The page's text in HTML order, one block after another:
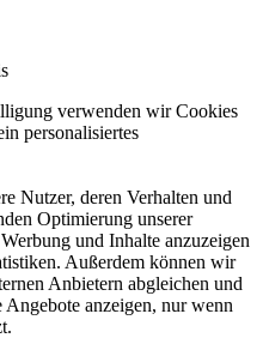
verwenden wir Cookies
personalisiertes
Nutzer, deren Verhalten und
Optimierung unserer
und Inhalte anzuzeigen
Außerdem können wir
Anbietern abgleichen und
anzeigen, nur wenn